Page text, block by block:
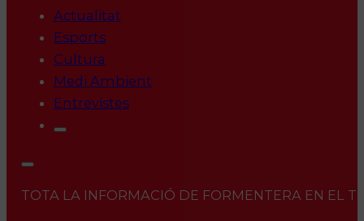
Actualitat
Esports
Cultura
Medi Ambient
Entrevistes
TOTA LA INFORMACIÓ DE FORMENTERA EN EL